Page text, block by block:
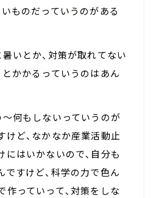
いものだっていうのがある
暑いとか、対策が取れてない
とかかるっていうのはあん
～何もしないっていうのが
けど、なかなか産業活動止
にはいかないので、自分も
ですけど、科学の力で色ん
作っていって、対策をしな